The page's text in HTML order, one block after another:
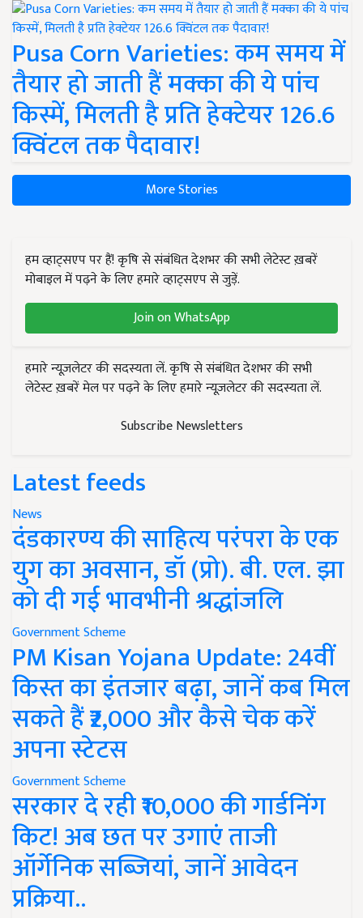
Pusa Corn Varieties: कम समय में
तैयार हो जाती हैं मक्का की ये पांच
किस्में, मिलती है प्रति हेक्टेयर 126.6
क्विंटल तक पैदावार!
More Stories
हम व्हाट्सएप पर हैं! कृषि से संबंधित देशभर की सभी लेटेस्ट ख़बरें
मोबाइल में पढ़ने के लिए हमारे व्हाट्सएप से जुड़ें.
Join on WhatsApp
हमारे न्यूज़लेटर की सदस्यता लें. कृषि से संबंधित देशभर की सभी
लेटेस्ट ख़बरें मेल पर पढ़ने के लिए हमारे न्यूज़लेटर की सदस्यता लें.
Subscribe Newsletters
Latest feeds
News
दंडकारण्य की साहित्य परंपरा के एक
युग का अवसान, डॉ (प्रो). बी. एल. झा
को दी गई भावभीनी श्रद्धांजलि
Government Scheme
PM Kisan Yojana Update: 24वीं
किस्त का इंतजार बढ़ा, जानें कब मिल
सकते हैं ₹2,000 और कैसे चेक करें
अपना स्टेटस
Government Scheme
सरकार दे रही ₹10,000 की गार्डनिंग
किट! अब छत पर उगाएं ताजी
ऑर्गेनिक सब्जियां, जानें आवेदन
प्रक्रिया..